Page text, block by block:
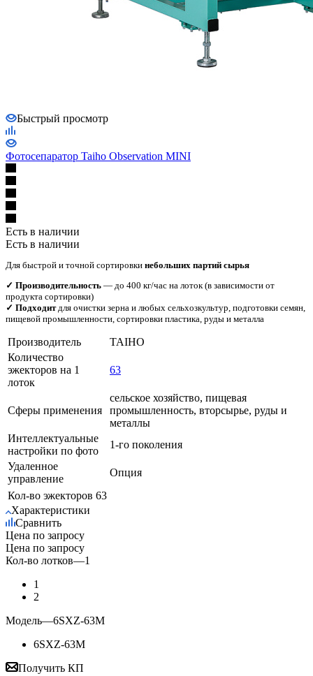
Быстрый просмотр
Фотосепаратор Taiho Observation MINI
Есть в наличии
Есть в наличии
Для быстрой и точной сортировки небольших партий сырья
✓ Производительность — до 400 кг/час на лоток (в зависимости от
продукта сортировки)
✓ Подходитдля очистки зерна и любых сельхозкультур, подготовки семян,
пищевой промышленности, сортировки пластика, руды и металла
Производитель
TAIHO
Количество
эжекторов на 1
лоток
63
Сферы применения
сельское хозяйство, пищевая
промышленность, вторсырье, руды и
металлы
Интеллектуальные
настройки по фото
1-го поколения
Удаленное
управление
Опция
Кол-во эжекторов 63
Характеристики
Сравнить
Цена по запросу
Цена по запросу
Кол-во лотков—1
1
2
Модель—6SXZ-63М
6SXZ-63М
Получить КП